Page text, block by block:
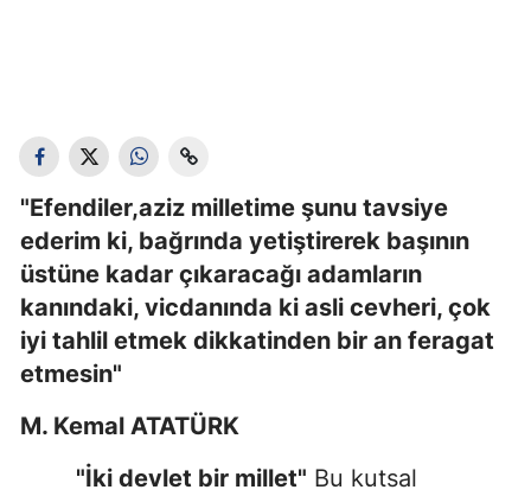
"Efendiler,aziz milletime şunu tavsiye
ederim ki, bağrında yetiştirerek başının
üstüne kadar çıkaracağı adamların
kanındaki, vicdanında ki asli cevheri, çok
iyi tahlil etmek dikkatinden bir an feragat
etmesin"
M. Kemal ATATÜRK
"İki devlet bir millet" Bu kutsal